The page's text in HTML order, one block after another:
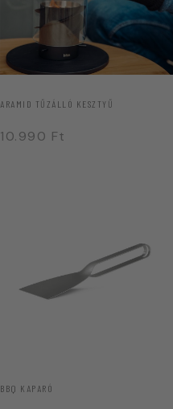
ARAMID TŰZÁLLÓ KESZTYŰ
10.990 Ft
BBQ KAPARÓ